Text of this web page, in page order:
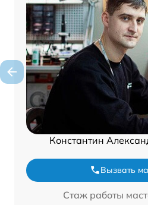
Константин
Вызвать
Стаж работы